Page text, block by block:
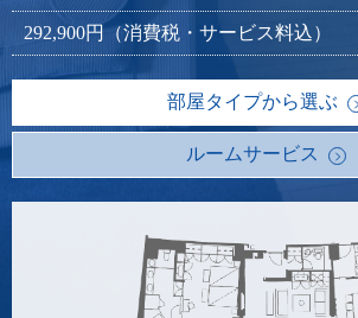
292,900円（消費税・サービス料込）
部屋タイプから選ぶ
ルームサービス